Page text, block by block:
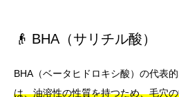
👴 BHA（サリチル酸）
BHA（ベータヒドロキシ酸）の代表
は、油溶性の性質を持つため、毛穴